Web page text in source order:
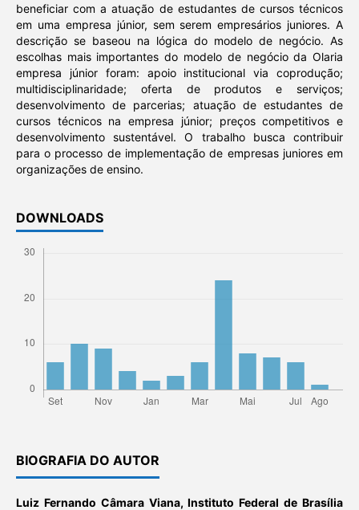
beneficiar com a atuação de estudantes de cursos técnicos
em uma empresa júnior, sem serem empresários juniores. A
descrição se baseou na lógica do modelo de negócio. As
escolhas mais importantes do modelo de negócio da Olaria
empresa júnior foram: apoio institucional via coprodução;
multidisciplinaridade; oferta de produtos e serviços;
desenvolvimento de parcerias; atuação de estudantes de
cursos técnicos na empresa júnior; preços competitivos e
desenvolvimento sustentável. O trabalho busca contribuir
para o processo de implementação de empresas juniores em
organizações de ensino.
DOWNLOADS
BIOGRAFIA DO AUTOR
Luiz Fernando Câmara Viana,Instituto Federal de Brasília